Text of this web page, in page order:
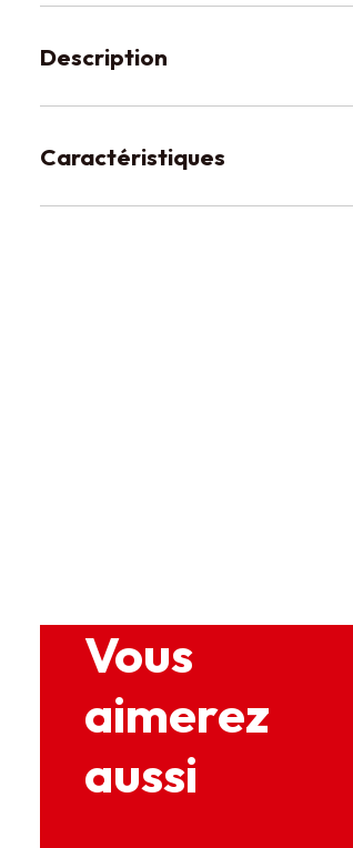
Description
Caractéristiques
Vous
aimerez
aussi